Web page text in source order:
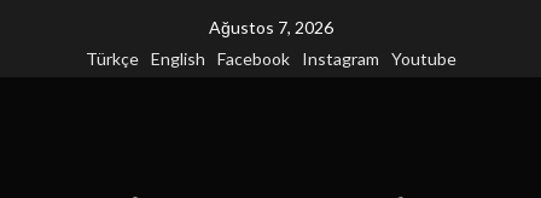
Ağustos 7, 2026
Türkçe
English Facebook Instagram Youtube